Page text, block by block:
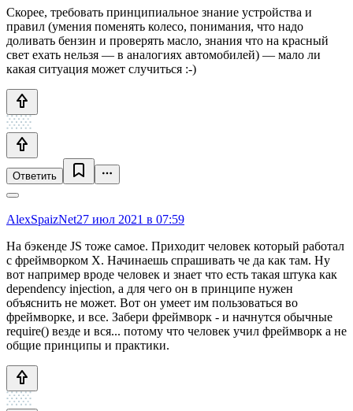
Скорее, требовать принципиальное знание устройства и
правил (умения поменять колесо, понимания, что надо
доливать бензин и проверять масло, знания что на красный
свет ехать нельзя — в аналогиях автомобилей) — мало ли
какая ситуация может случиться :-)
Ответить
AlexSpaizNet27 июл 2021 в 07:59
На бэкенде JS тоже самое. Приходит человек который работал
с фреймворком X. Начинаешь спрашивать че да как там. Ну
вот например вроде человек и знает что есть такая штука как
dependency injection, а для чего он в принципе нужен
объяснить не может. Вот он умеет им пользоваться во
фреймворке, и все. Забери фреймворк - и начнутся обычные
require() везде и вся... потому что человек учил фреймворк а не
общие принципы и практики.